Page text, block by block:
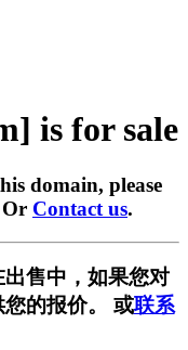
is for sale
domain, please
Or Contact us.
售中，如果您对
您的报价。 或联系